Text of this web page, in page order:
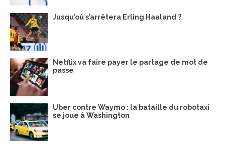
Jusqu’où s’arrêtera Erling Haaland ?
Netflix va faire payer le partage de mot de
passe
Uber contre Waymo : la bataille du robotaxi
se joue à Washington